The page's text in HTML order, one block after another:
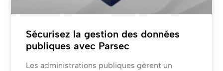
Sécurisez la gestion des données
publiques avec Parsec
Les administrations publiques gèrent un